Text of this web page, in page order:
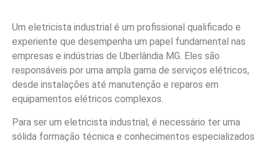
Um eletricista industrial é um profissional qualificado e
experiente que desempenha um papel fundamental nas
empresas e indústrias de Uberlândia MG. Eles são
responsáveis por uma ampla gama de serviços elétricos,
desde instalações até manutenção e reparos em
equipamentos elétricos complexos.
Para ser um eletricista industrial, é necessário ter uma
sólida formação técnica e conhecimentos especializados